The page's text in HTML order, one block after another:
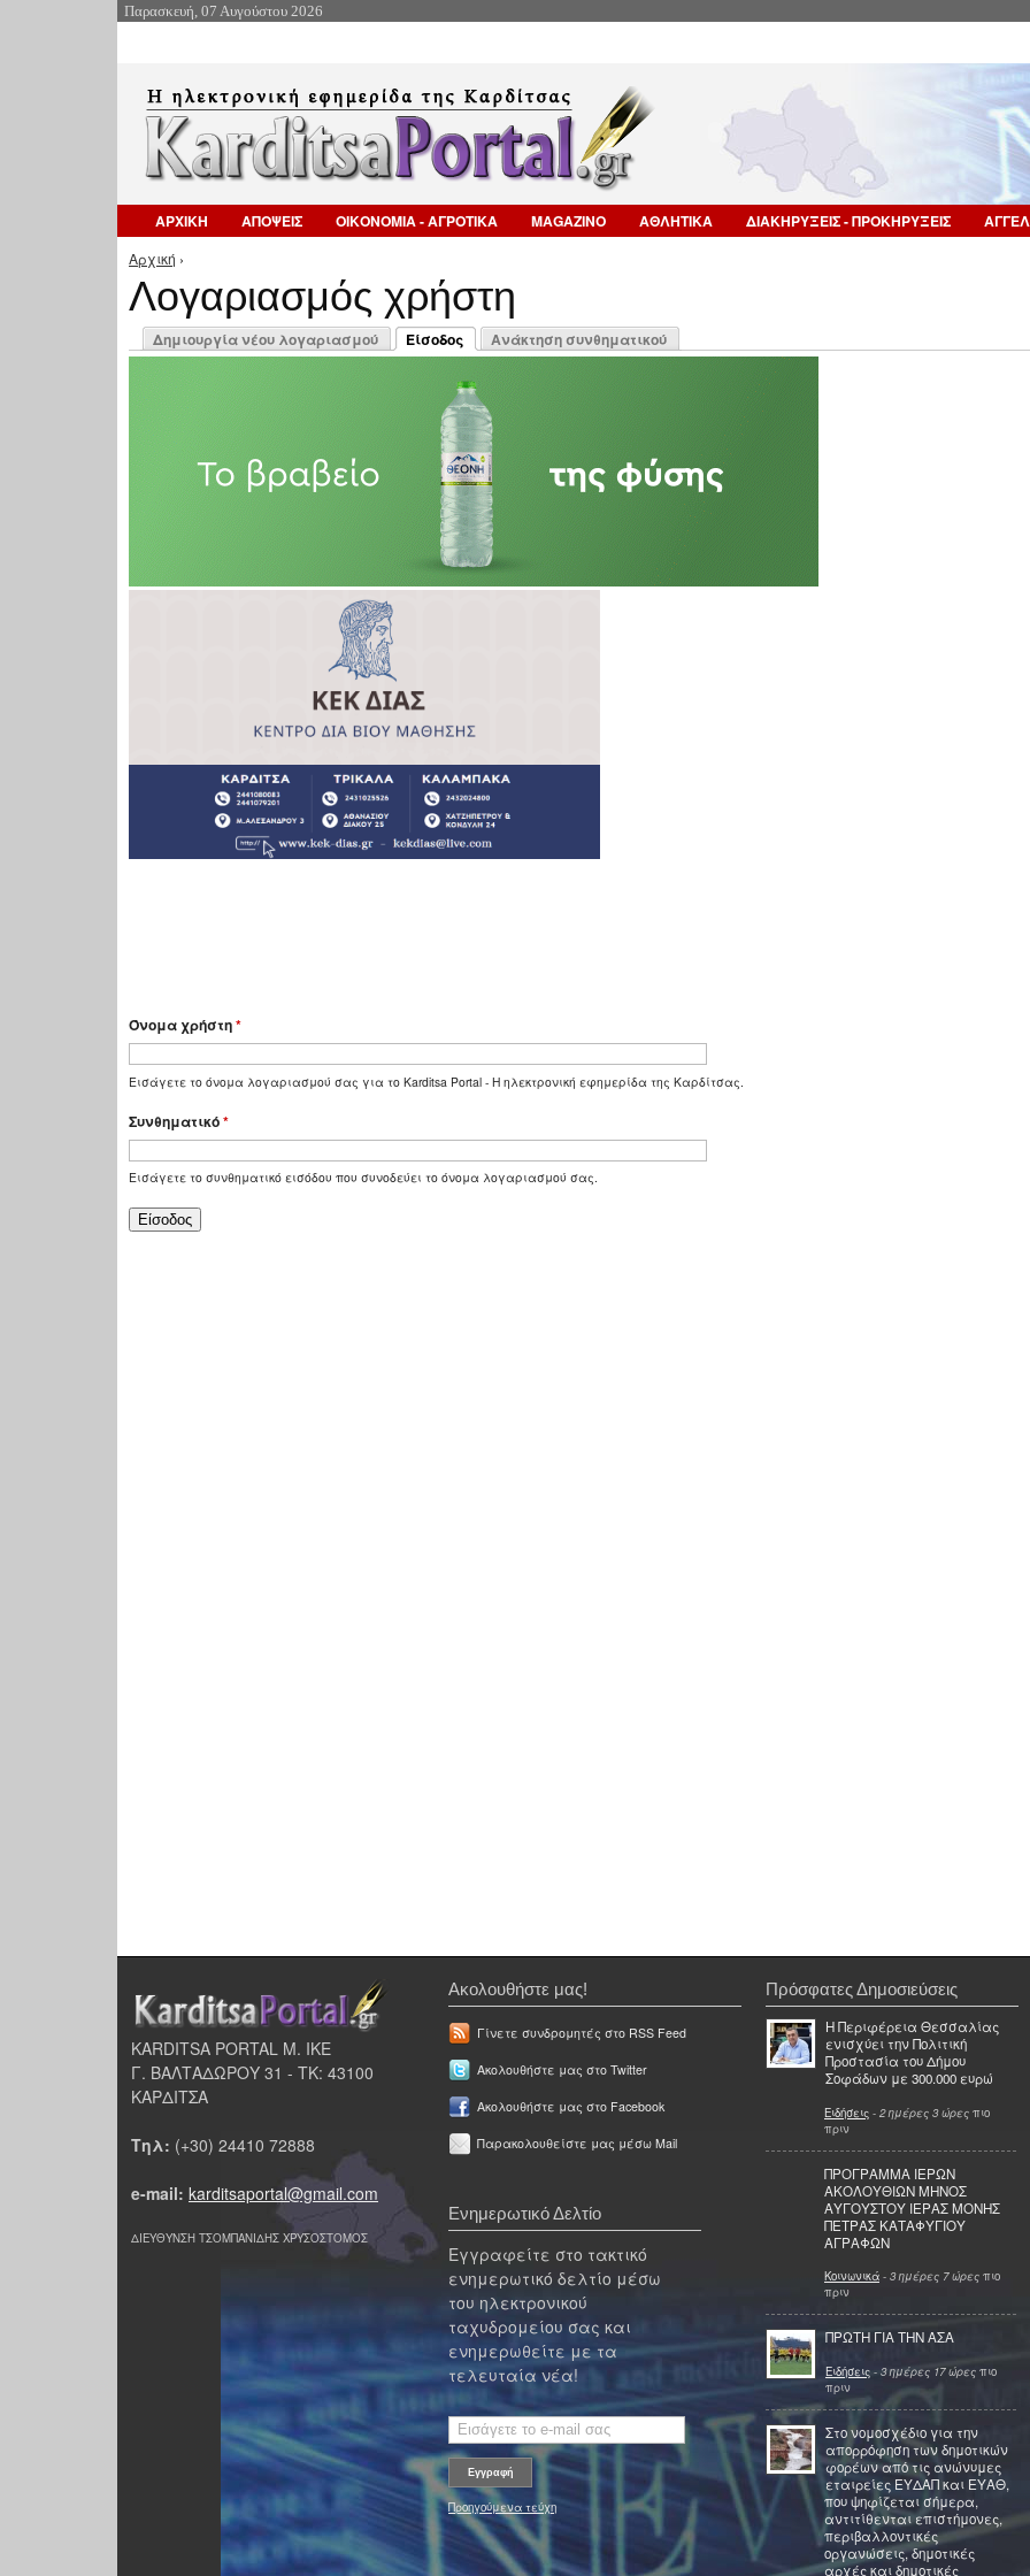
Παρασκευή, 07 Αυγούστου 2026
ΑΡΧΙΚΗ ΑΠΟΨΕΙΣ ΟΙΚΟΝΟΜΙΑ - ΑΓΡΟΤΙΚΑ MAGAZINO ΑΘΛΗΤΙΚΑ ΔΙΑΚΗΡΥΞΕΙΣ - ΠΡΟΚΗΡΥΞΕΙΣ
Είστε εδώ
Αρχική ›
Λογαριασμός χρήστη
Πρωτεύουσες καρτέλες
Δημιουργία νέου λογαριασμού
Είσοδος
(ενεργή καρτέλα)
Ανάκτηση συνθηματικού
Όνομα χρήστη*
Εισάγετε το όνομα λογαριασμού σας για το Karditsa Portal - Η ηλεκτρονική εφημερίδα της Καρδίτσας.
Συνθηματικό*
Εισάγετε το συνθηματικό εισόδου που συνοδεύει το όνομα λογαριασμού σας.
KARDITSA PORTAL Μ. ΙΚΕ
Γ. ΒΑΛΤΑΔΩΡΟΥ 31 - ΤΚ: 43100
ΚΑΡΔΙΤΣΑ
Τηλ: (+30) 24410 72888
e-mail: karditsaportal@gmail.com
ΔΙΕΥΘΥΝΣΗ ΤΣΟΜΠΑΝΙΔΗΣ ΧΡΥΣΟΣΤΟΜΟΣ
Ακολουθήστε μας!
Γίνετε συνδρομητές στο RSS Feed
Ακολουθήστε μας στο Twitter
Ακολουθήστε μας στο Facebook
Παρακολουθείστε μας μέσω Mail
Ενημερωτικό Δελτίο
Εγγραφείτε στο τακτικό
ενημερωτικό δελτίο μέσω
του ηλεκτρονικού
ταχυδρομείου σας και
ενημερωθείτε με τα
τελευταία νέα!
Προηγούμενα τεύχη
Πρόσφατες Δημοσιεύσεις
Η Περιφέρεια Θεσσαλίας
ενισχύει την Πολιτική
Προστασία του Δήμου
Σοφάδων με 300.000 ευρώ
Ειδήσεις - 2 ημέρες 3 ώρες πιο
πριν
ΠΡΟΓΡΑΜΜΑ ΙΕΡΩΝ
ΑΚΟΛΟΥΘΙΩΝ ΜΗΝΟΣ
ΑΥΓΟΥΣΤΟΥ ΙΕΡΑΣ ΜΟΝΗΣ
ΠΕΤΡΑΣ ΚΑΤΑΦΥΓΙΟΥ
ΑΓΡΑΦΩΝ
Κοινωνικά - 3 ημέρες 7 ώρες πιο
πριν
ΠΡΩΤΗ ΓΙΑ ΤΗΝ ΑΣΑ
Ειδήσεις - 3 ημέρες 17 ώρες πιο
πριν
Στο νομοσχέδιο για την
απορρόφηση των δημοτικών
φορέων από τις ανώνυμες
εταιρείες ΕΥΔΑΠ και ΕΥΑΘ,
που ψηφίζεται σήμερα,
αντιτίθενται επιστήμονες,
περιβαλλοντικές
οργανώσεις, δημοτικές
αρχές και δημοτικές